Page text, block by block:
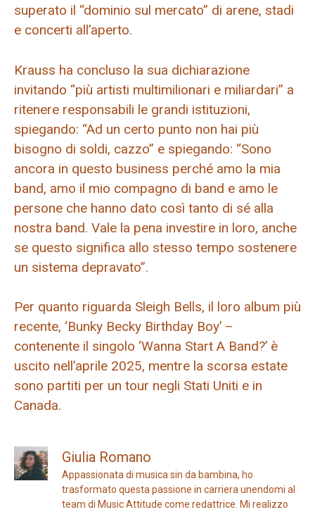
superato il “dominio sul mercato” di arene, stadi
e concerti all’aperto.
Krauss ha concluso la sua dichiarazione
invitando “più artisti multimilionari e miliardari” a
ritenere responsabili le grandi istituzioni,
spiegando: “Ad un certo punto non hai più
bisogno di soldi, cazzo” e spiegando: “Sono
ancora in questo business perché amo la mia
band, amo il mio compagno di band e amo le
persone che hanno dato così tanto di sé alla
nostra band. Vale la pena investire in loro, anche
se questo significa allo stesso tempo sostenere
un sistema depravato”.
Per quanto riguarda Sleigh Bells, il loro album più
recente, ‘Bunky Becky Birthday Boy’ –
contenente il singolo ‘Wanna Start A Band?’ è
uscito nell’aprile 2025, mentre la scorsa estate
sono partiti per un tour negli Stati Uniti e in
Canada.
Giulia Romano
Appassionata di musica sin da bambina, ho
trasformato questa passione in carriera unendomi al
team di Music Attitude come redattrice. Mi realizzo